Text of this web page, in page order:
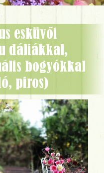
dáliákkal,
bogyókkal
piros)